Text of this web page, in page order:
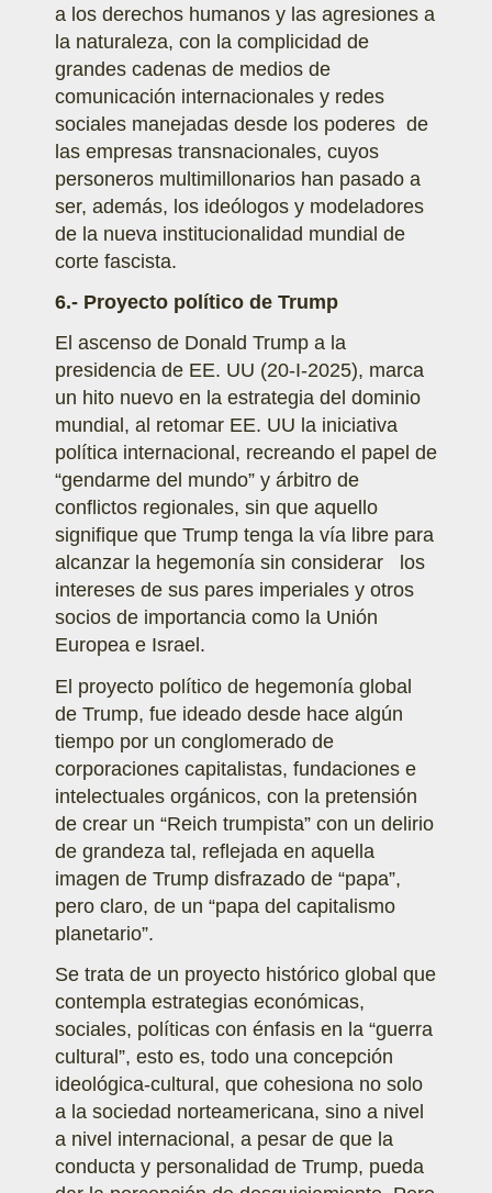
a los derechos humanos y las agresiones a
la naturaleza, con la complicidad de
grandes cadenas de medios de
comunicación internacionales y redes
sociales manejadas desde los poderes de
las empresas transnacionales, cuyos
personeros multimillonarios han pasado a
ser, además, los ideólogos y modeladores
de la nueva institucionalidad mundial de
corte fascista.
6.- Proyecto político de Trump
El ascenso de Donald Trump a la
presidencia de EE. UU (20-I-2025), marca
un hito nuevo en la estrategia del dominio
mundial, al retomar EE. UU la iniciativa
política internacional, recreando el papel de
“gendarme del mundo” y árbitro de
conflictos regionales, sin que aquello
signifique que Trump tenga la vía libre para
alcanzar la hegemonía sin considerar los
intereses de sus pares imperiales y otros
socios de importancia como la Unión
Europea e Israel.
El proyecto político de hegemonía global
de Trump, fue ideado desde hace algún
tiempo por un conglomerado de
corporaciones capitalistas, fundaciones e
intelectuales orgánicos, con la pretensión
de crear un “Reich trumpista” con un delirio
de grandeza tal, reflejada en aquella
imagen de Trump disfrazado de “papa”,
pero claro, de un “papa del capitalismo
planetario”.
Se trata de un proyecto histórico global que
contempla estrategias económicas,
sociales, políticas con énfasis en la “guerra
cultural”, esto es, todo una concepción
ideológica-cultural, que cohesiona no solo
a la sociedad norteamericana, sino a nivel
a nivel internacional, a pesar de que la
conducta y personalidad de Trump, pueda